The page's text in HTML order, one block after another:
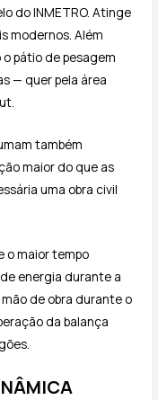
do INMETRO. Atinge
modernos. Além
pátio de pesagem
— quer pela área
também
maior do que as
uma obra civil
o maior tempo
energia durante a
de obra durante o
da balança